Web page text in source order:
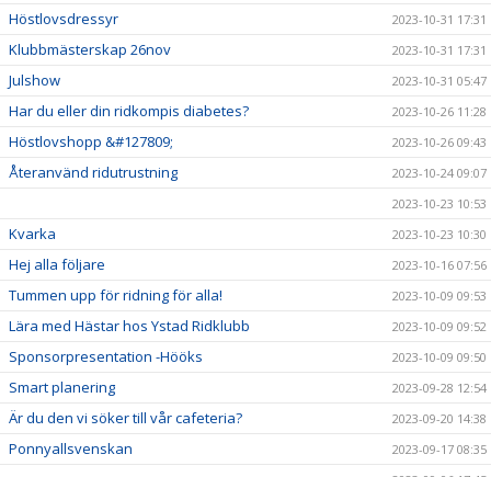
Höstlovsdressyr 2023-10-31 17:31
Klubbmästerskap 26nov 2023-10-31 17:31
Julshow 2023-10-31 05:47
Har du eller din ridkompis diabetes? 2023-10-26 11:28
Höstlovshopp &#127809; 2023-10-26 09:43
Återanvänd ridutrustning
2023-10-24 09:07
2023-10-23 10:53
Kvarka 2023-10-23 10:30
Hej alla följare 2023-10-16 07:56
Tummen upp för ridning för alla! 2023-10-09 09:53
Lära med Hästar hos Ystad Ridklubb 2023-10-09 09:52
Sponsorpresentation -Hööks 2023-10-09 09:50
Smart planering 2023-09-28 12:54
Är du den vi söker till vår cafeteria? 2023-09-20 14:38
Ponnyallsvenskan
2023-09-17 08:35